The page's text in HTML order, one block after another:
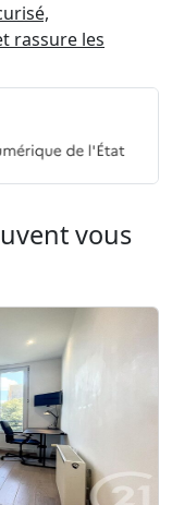
rassure les
vous